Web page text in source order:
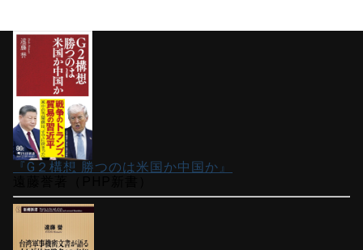
『G２構想 勝つのは米国か中国か』